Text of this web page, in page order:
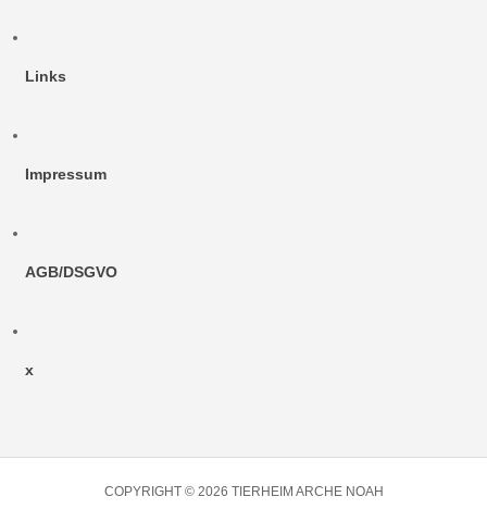
Links
Impressum
AGB/DSGVO
x
COPYRIGHT © 2026 TIERHEIM ARCHE NOAH